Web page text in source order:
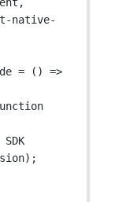
native-
= () =>